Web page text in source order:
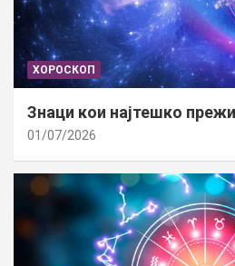
ХОРОСКОП
Знаци кои најтешко
01/07/2026